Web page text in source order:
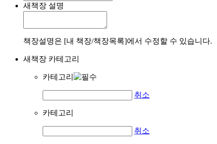
새책장 설명
책장설명은 [내 책장/책장목록]에서 수정할 수 있습니다.
새책장 카테고리
카테고리
취소
카테고리
취소